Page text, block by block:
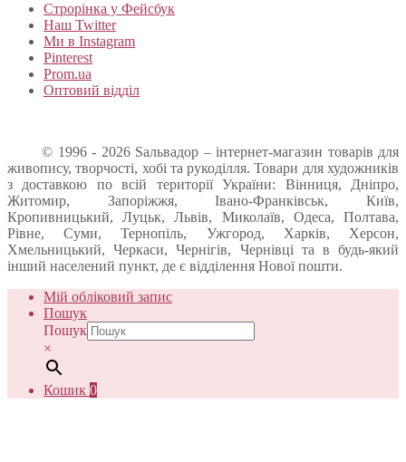
Строрінка у Фейсбук
Наш Twitter
Ми в Instagram
Pinterest
Prom.ua
Оптовий відділ
© 1996 - 2026 Sальвадор – інтернет-магазин товарів для
живопису, творчості, хобі та рукоділля. Товари для художників
з доставкою по всій території України: Вінниця, Дніпро,
Житомир, Запоріжжя, Івано-Франківськ, Київ,
Кропивницький, Луцьк, Львів, Миколаїв, Одеса, Полтава,
Рівне, Суми, Тернопіль, Ужгород, Харків, Херсон,
Хмельницький, Черкаси, Чернігів, Чернівці та в будь-який
інший населений пункт, де є відділення Нової пошти.
Мій обліковий запис
Пошук
Пошук
×
Кошик 0